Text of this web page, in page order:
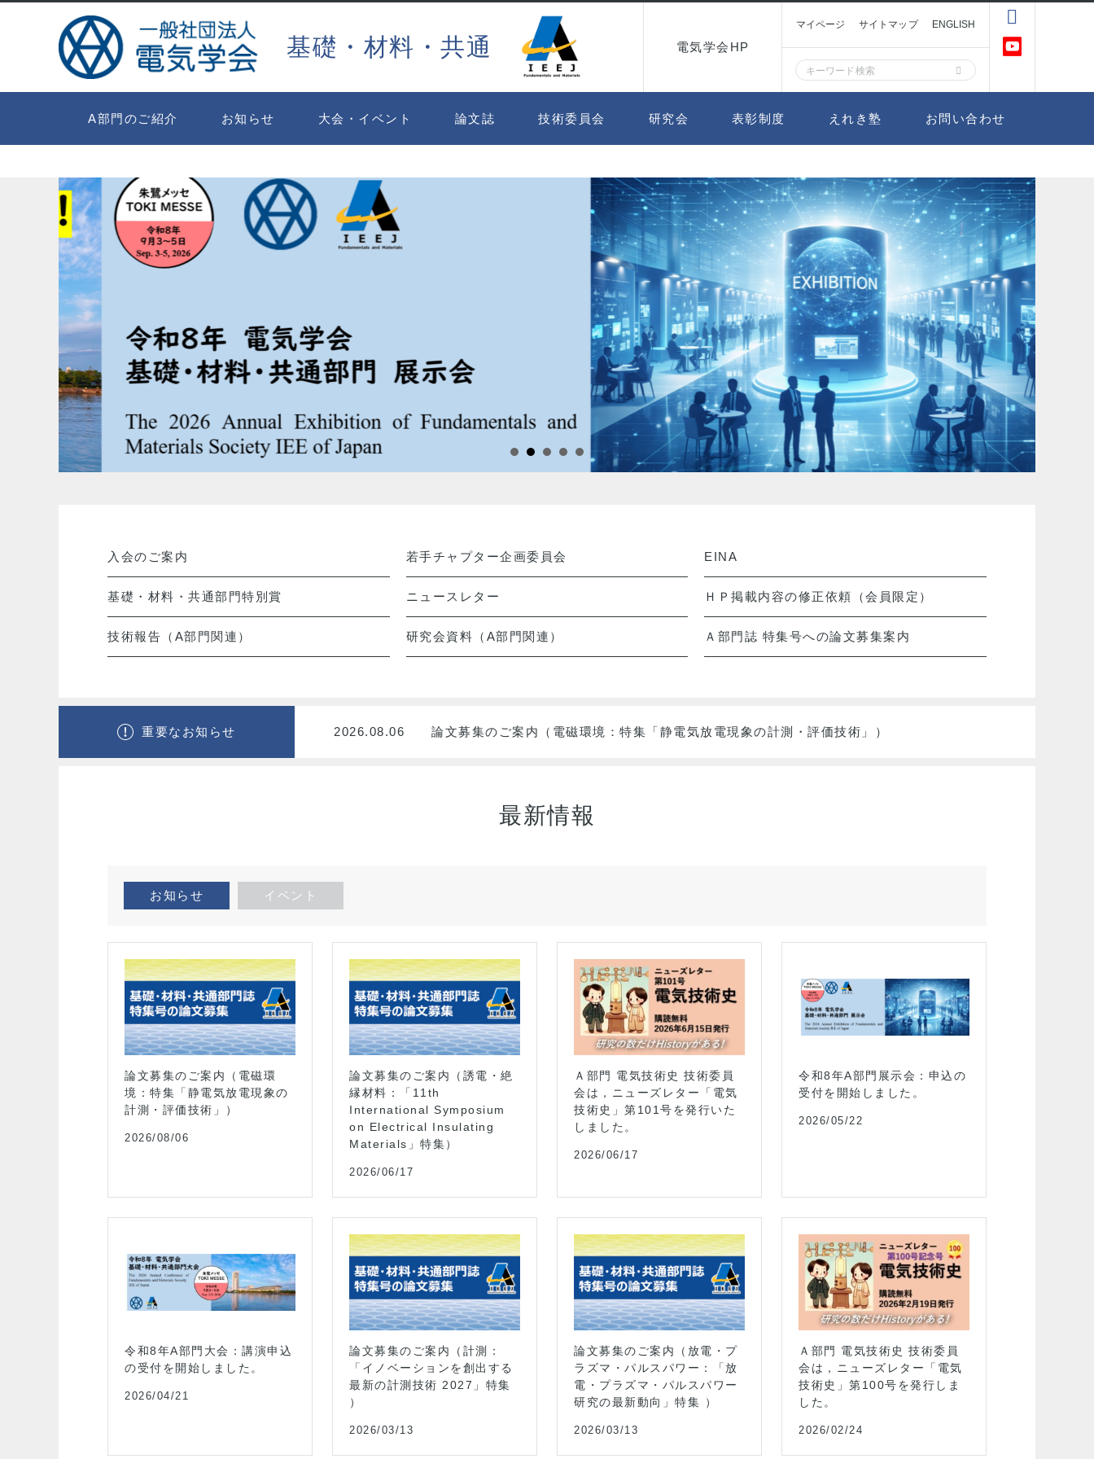
基礎・材料・共通 電気学会HP
マイページ サイトマップ ENGLISH
A部門のご紹介 お知らせ 大会・イベント 論文誌 技術委員会 研究会 表彰制度 えれき塾 お問い合わせ
入会のご案内 若手チャプター企画委員会 EINA
基礎・材料・共通部門特別賞 ニュースレター ＨＰ掲載内容の修正依頼（会員限定）
技術報告（A部門関連） 研究会資料（A部門関連） Ａ部門誌 特集号への論文募集案内
重要なお知らせ 2026.08.06 論文募集のご案内（電磁環境：特集「静電気放電現象の計測・評価技術」）
最新情報
お知らせ イベント
論文募集のご案内（電磁環
境：特集「静電気放電現象の
計測・評価技術」）
2026/08/06
論文募集のご案内（誘電・絶
縁材料：「11th
International Symposium
on Electrical Insulating
Materials」特集）
2026/06/17
Ａ部門 電気技術史 技術委員
会は，ニューズレター「電気
技術史」第101号を発行いた
しました。
2026/06/17
令和8年A部門展示会：申込の
受付を開始しました。
2026/05/22
令和8年A部門大会：講演申込
の受付を開始しました。
2026/04/21
論文募集のご案内（計測：
「イノベーションを創出する
最新の計測技術 2027」特集
）
2026/03/13
論文募集のご案内（放電・プ
ラズマ・パルスパワー：「放
電・プラズマ・パルスパワー
研究の最新動向」特集 ）
2026/03/13
Ａ部門 電気技術史 技術委員
会は，ニューズレター「電気
技術史」第100号を発行しま
した。
2026/02/24